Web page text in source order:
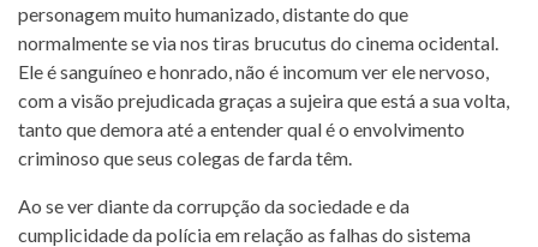
personagem muito humanizado, distante do que
normalmente se via nos tiras brucutus do cinema ocidental.
Ele é sanguíneo e honrado, não é incomum ver ele nervoso,
com a visão prejudicada graças a sujeira que está a sua volta,
tanto que demora até a entender qual é o envolvimento
criminoso que seus colegas de farda têm.
Ao se ver diante da corrupção da sociedade e da
cumplicidade da polícia em relação as falhas do sistema